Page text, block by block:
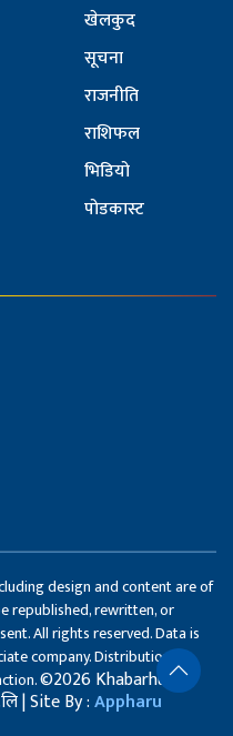
खेलकुद
सूचना
राजनीति
राशिफल
भिडियो
पोडकास्ट
design and content are of
republished, rewritten, or
All rights reserved. Data is
company. Distribution of
©2026 Khabarhub
| Site By :Appharu